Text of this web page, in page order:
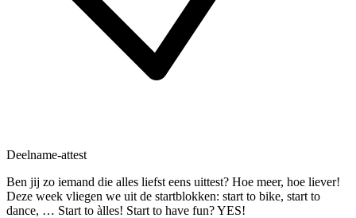
Deelname-attest
Ben jij zo iemand die alles liefst eens uittest? Hoe meer, hoe liever!
Deze week vliegen we uit de startblokken: start to bike, start to
dance, … Start to àlles! Start to have fun? YES!